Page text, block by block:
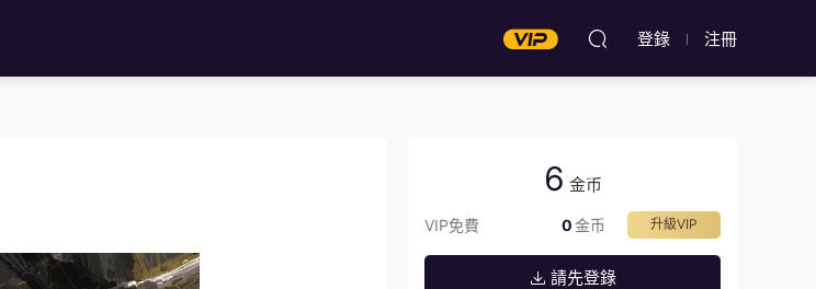
登錄 注冊
6 金币
VIP免費 升級VIP
0金币
請先登錄